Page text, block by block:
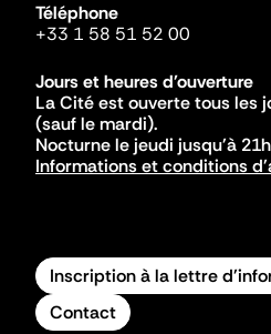
Téléphone
+33 1 58 51 52 00
Jours et heures d'ouverture
La Cité est ouverte tous les
(sauf le mardi).
Nocturne le jeudi jusqu'à
Informations et conditions
Inscription à la lettre
Contact